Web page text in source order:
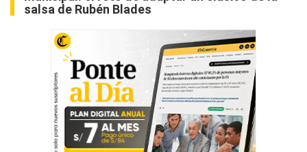
salsa de Rubén Blades